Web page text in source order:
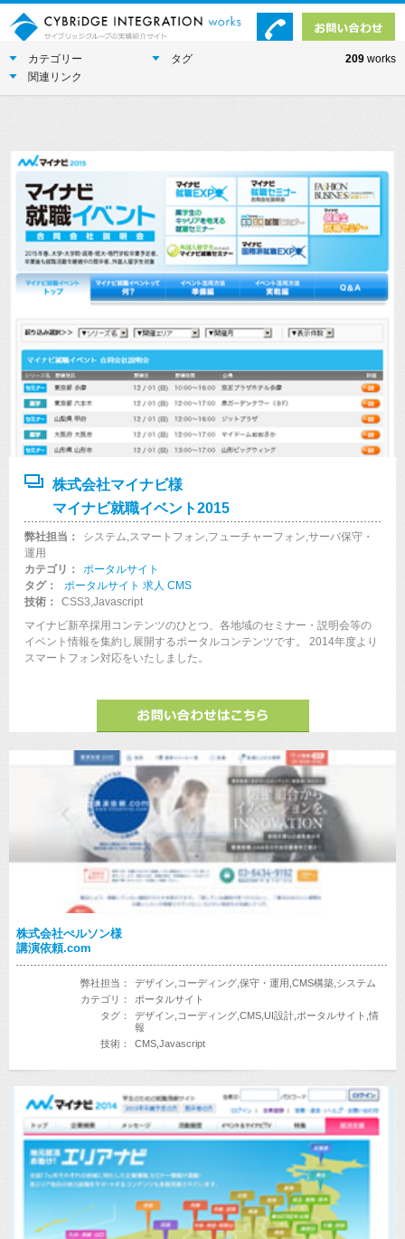
株式会社マイナビ様
マイナビ就職イベント2015
弊社担当：
システム,スマートフォン,フューチャーフォン,サーバ保守・
運用
カテゴリ：
ポータルサイト
タグ：
ポータルサイト 求人 CMS
技術：
CSS3,Javascript
マイナビ新卒採用コンテンツのひとつ、各地域のセミナー・説明会等の
イベント情報を集約し展開するポータルコンテンツです。 2014年度より
スマートフォン対応をいたしました。
株式会社ぺルソン様
講演依頼.com
弊社担当：
デザイン,コーディング,保守・運用,CMS構築,システム
カテゴリ：
ポータルサイト
タグ：
デザイン,コーディング,CMS,UI設計,ポータルサイト,情
報
技術：
CMS,Javascript
カテゴリー
タグ
関連リンク
209 works